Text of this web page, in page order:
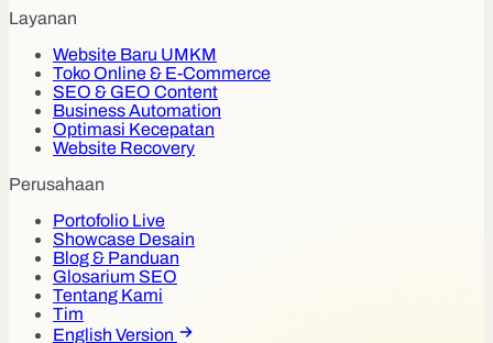
Layanan
Website Baru UMKM
Toko Online & E-Commerce
SEO & GEO Content
Business Automation
Optimasi Kecepatan
Website Recovery
Perusahaan
Portofolio Live
Showcase Desain
Blog & Panduan
Glosarium SEO
Tentang Kami
Tim
English Version